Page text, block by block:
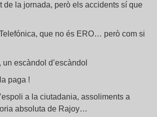
de la jornada, però els accidents sí que
que no és ERO… però com si
un escàndol d’escàndol
paga !
a la ciutadania, assoliments a
absoluta de Rajoy…